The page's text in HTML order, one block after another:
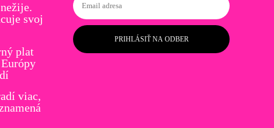
svoj
plat
viac,
PRIHLÁSIŤ NA ODBER